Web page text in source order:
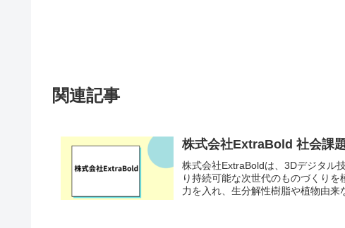
関連記事
株式会社ExtraBold 社会課
株式会社ExtraBoldは、3Dデジタル
り持続可能な次世代のものづくり
力を入れ、生分解性樹脂や植物由